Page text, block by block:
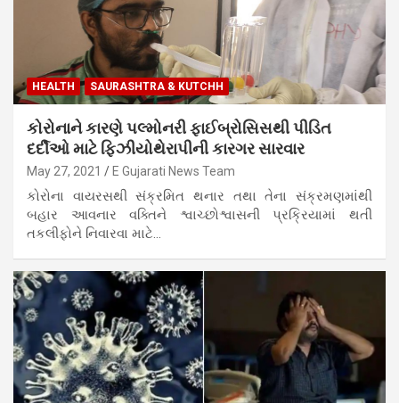
HEALTH SAURASHTRA & KUTCHH
કોરોનાને કારણે પલ્મોનરી ફાઈબ્રોસિસથી પીડિત
દર્દીઓ માટે ફિઝીયોથેરાપીની કારગર સારવાર
May 27, 2021 E Gujarati News Team
કોરોના વાયરસથી સંક્રમિત થનાર તથા તેના સંક્રમણમાંથી
બહાર આવનાર વક્તિને શ્વાચ્છોશ્વાસની પ્રક્રિયામાં થતી
તકલીફોને નિવારવા માટે…